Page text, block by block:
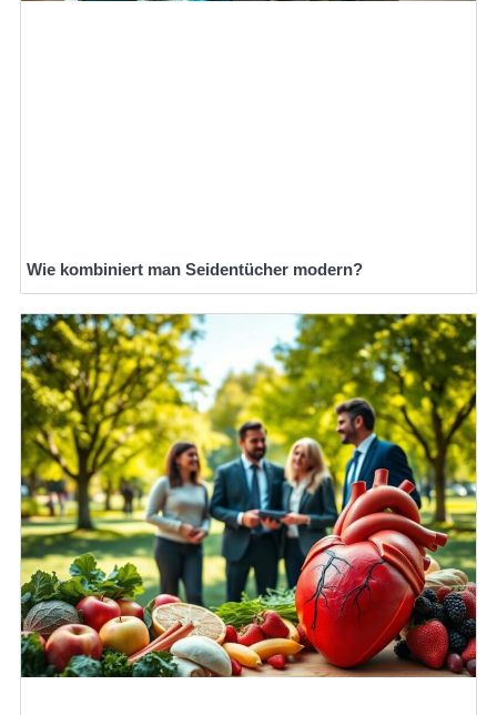
Wie kombiniert man Seidentücher modern?